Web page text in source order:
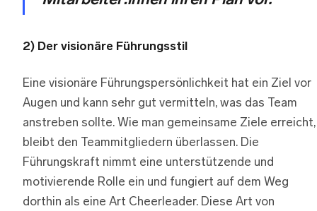
2) Der visionäre Führungsstil
Eine visionäre Führungspersönlichkeit hat ein Ziel vor
Augen und kann sehr gut vermitteln, was das Team
anstreben sollte. Wie man gemeinsame Ziele erreicht,
bleibt den Teammitgliedern überlassen. Die
Führungskraft nimmt eine unterstützende und
motivierende Rolle ein und fungiert auf dem Weg
dorthin als eine Art Cheerleader. Diese Art von